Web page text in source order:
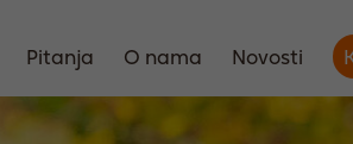
Pitanja O nama Novosti